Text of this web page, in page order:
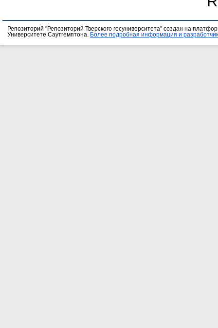
Репозиторий "Репозиторий Тверского госуниверситета" создан на
Университете Саутгемптона. Более подробная информация и